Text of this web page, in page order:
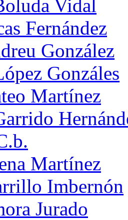
Vidal
Fernández
González
Gonzáles
Martínez
Martínez
Imbernón
Jurado